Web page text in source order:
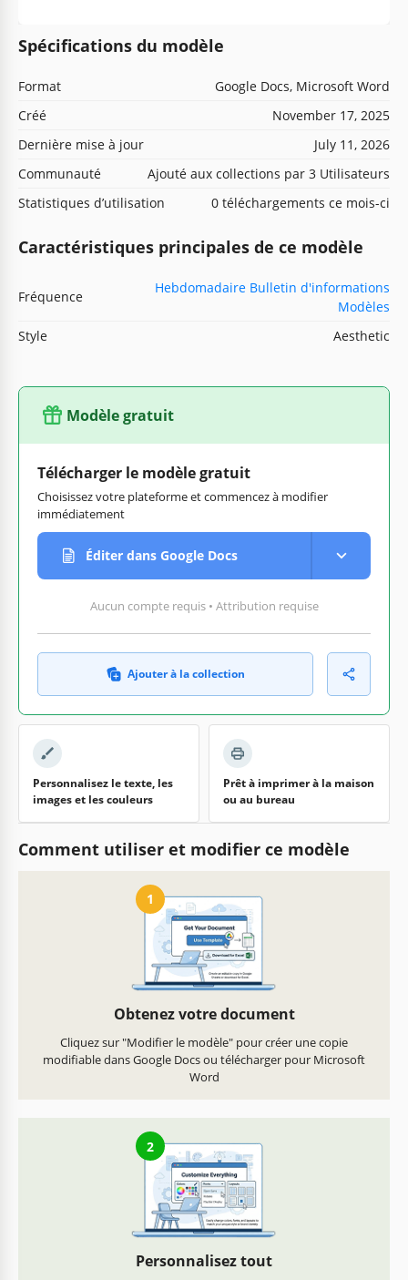
Spécifications du modèle
Format
Google Docs, Microsoft Word
Créé
November 17, 2025
Dernière mise à jour
July 11, 2026
Communauté
Ajouté aux collections par 3 Utilisateurs
Statistiques d’utilisation
0 téléchargements ce mois-ci
Caractéristiques principales de ce modèle
Fréquence
Hebdomadaire Bulletin d'informations
Modèles
Style
Aesthetic
Modèle gratuit
Télécharger le modèle gratuit
Choisissez votre plateforme et commencez à modifier
immédiatement
Éditer dans Google Docs
Aucun compte requis • Attribution requise
Ajouter à la collection
Personnalisez le texte, les
images et les couleurs
Prêt à imprimer à la maison
ou au bureau
Comment utiliser et modifier ce modèle
1
Obtenez votre document
Cliquez sur "Modifier le modèle" pour créer une copie
modifiable dans Google Docs ou télécharger pour Microsoft
Word
2
Personnalisez tout